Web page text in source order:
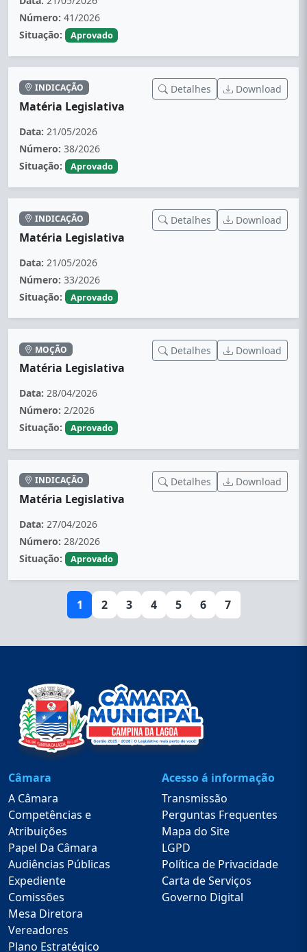
Número: 41/2026
Situação:
Aprovado
INDICAÇÃO
Matéria Legislativa
Detalhes Download
Data: 21/05/2026
Número: 38/2026
Situação:
Aprovado
INDICAÇÃO
Matéria Legislativa
Detalhes Download
Data: 21/05/2026
Número: 33/2026
Situação:
Aprovado
MOÇÃO
Matéria Legislativa
Detalhes Download
Data: 28/04/2026
Número: 2/2026
Situação:
Aprovado
INDICAÇÃO
Matéria Legislativa
Detalhes Download
Data: 27/04/2026
Número: 28/2026
Situação:
Aprovado
1 2 3 4 5 6 7
Câmara
A Câmara
Competências e
Atribuições
Papel Da Câmara
Audiências Públicas
Expediente
Comissões
Mesa Diretora
Vereadores
Plano Estratégico
Acesso á informação
Transmissão
Perguntas Frequentes
Mapa do Site
LGPD
Política de Privacidade
Carta de Serviços
Governo Digital